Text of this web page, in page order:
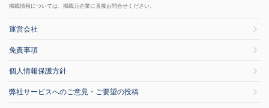
掲載情報については、掲載元企業に直接お問合せください。
運営会社
免責事項
個人情報保護方針
弊社サービスへのご意見・ご要望の投稿